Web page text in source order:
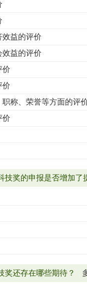
效益的评价
效益的评价
价
价
称、荣誉等方面的评
价
技奖的申报是否增加了
奖还存在哪些期待？